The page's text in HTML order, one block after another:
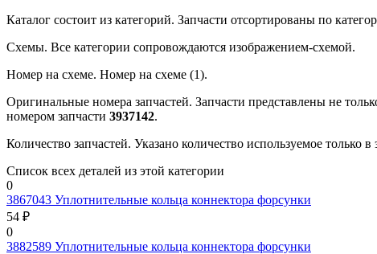
Каталог состоит из категорий. Запчасти отсортированы по
Схемы. Все категории сопровождаются изображением-схемой.
Номер на схеме. Номер на схеме (1).
Оригинальные номера запчастей. Запчасти представлены не
номером запчасти 3937142.
Количество запчастей. Указано количество используемое только
Список всех деталей из этой категории
0
3867043 Уплотнительные кольца коннектора форсунки
54 ₽
0
3882589 Уплотнительные кольца коннектора форсунки